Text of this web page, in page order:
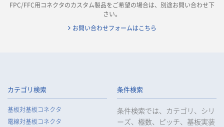
FPC/FFC用コネクタのカスタム製品をご希望の場合は、別途お問い合わせ下
さい。
お問い合わせフォームはこちら
カテゴリ検索
基板対基板コネクタ
電線対基板コネクタ
条件検索
条件検索では、カテゴリ、シリ
ーズ、極数、ピッチ、基板実装